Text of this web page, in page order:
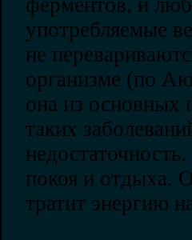
ферментов, и
употребляемые
не
организме (по
она из основных
таких
покоя и отдыха.
тратит энергию